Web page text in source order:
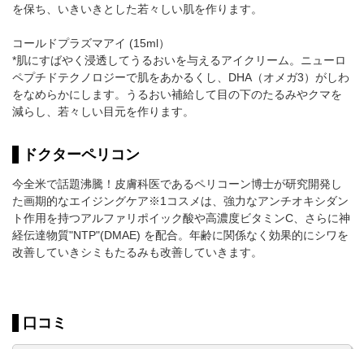
を保ち、いきいきとした若々しい肌を作ります。
コールドプラズマアイ (15ml）
*肌にすばやく浸透してうるおいを与えるアイクリーム。ニューロ
ペプチドテクノロジーで肌をあかるくし、DHA（オメガ3）がしわ
をなめらかにします。うるおい補給して目の下のたるみやクマを
減らし、若々しい目元を作ります。
ドクターペリコン
今全米で話題沸騰！皮膚科医であるペリコーン博士が研究開発し
た画期的なエイジングケア※1コスメは、強力なアンチオキシダン
ト作用を持つアルファリポイック酸や高濃度ビタミンC、さらに神
経伝達物質"NTP"(DMAE) を配合。年齢に関係なく効果的にシワを
改善していきシミもたるみも改善していきます。
口コミ